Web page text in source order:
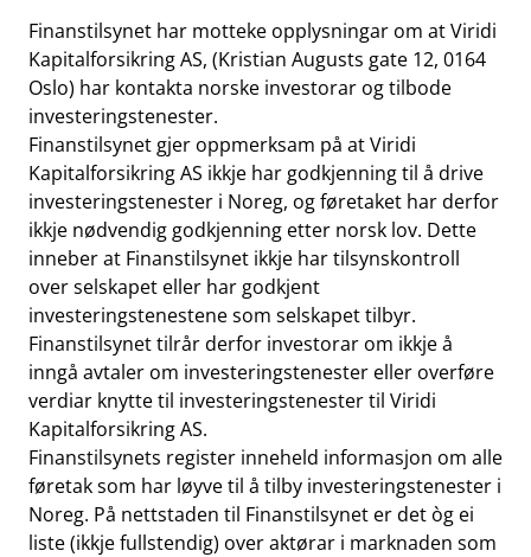
businessOm Finanstilsynet
mail_outlineKontakt oss
work_outlineJobb hos oss
dashboardInformasjon for investorer
notifications_noneAbonner på nyhetsvarsel
Finanstilsynet har motteke opplysningar om at Viridi
Kapitalforsikring AS, (Kristian Augusts gate 12, 0164
Oslo) har kontakta norske investorar og tilbode
investeringstenester.
Finanstilsynet gjer oppmerksam på at Viridi
Kapitalforsikring AS ikkje har godkjenning til å drive
investeringstenester i Noreg, og føretaket har derfor
ikkje nødvendig godkjenning etter norsk lov. Dette
inneber at Finanstilsynet ikkje har tilsynskontroll
over selskapet eller har godkjent
investeringstenestene som selskapet tilbyr.
Finanstilsynet tilrår derfor investorar om ikkje å
inngå avtaler om investeringstenester eller overføre
verdiar knytte til investeringstenester til Viridi
Kapitalforsikring AS.
Finanstilsynets register inneheld informasjon om alle
føretak som har løyve til å tilby investeringstenester i
Noreg. På nettstaden til Finanstilsynet er det òg ei
liste (ikkje fullstendig) over aktørar i marknaden som